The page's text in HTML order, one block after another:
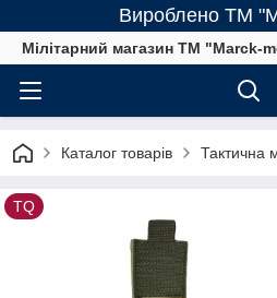
Вироблено ТМ
Мілітарний магазин ТМ "Marck-
Каталог товарів Тактична
TQ